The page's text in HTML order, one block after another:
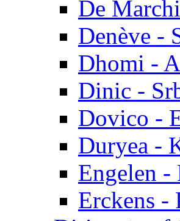
De
Denève -
Dhomi -
Dinic -
Dovico -
Duryea -
Engelen -
Erckens -